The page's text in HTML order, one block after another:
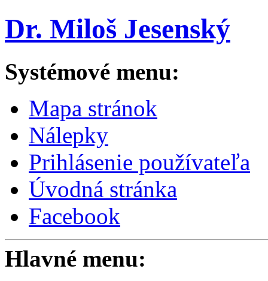
Dr. Miloš Jesenský
Systémové menu:
Mapa stránok
Nálepky
Prihlásenie používateľa
Úvodná stránka
Facebook
Hlavné menu: